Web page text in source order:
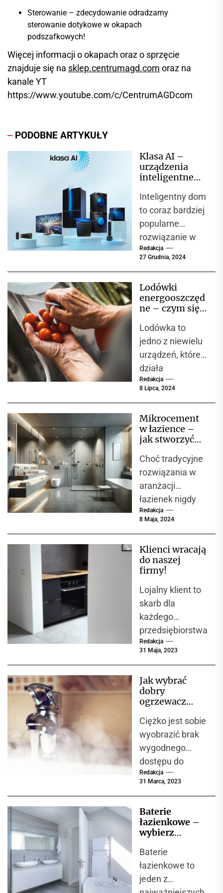
Sterowanie – zdecydowanie odradzamy
sterowanie dotykowe w okapach
podszafkowych!
Więcej informacji o okapach oraz o sprzęcie
znajduje się na sklep.centrumagd.com oraz na
kanale YT
https://www.youtube.com/c/CentrumAGDcom
PODOBNE ARTYKUŁY
Klasa AI –
urządzenia
inteligentne
Samsung
Inteligentny dom
to coraz bardziej
popularne
rozwiązanie w
nowoczesnych
funkcjonowanie
na wygodnych i
ych
technologiach.
W...
Redakcja
27 Grudnia, 2024
Lodówki
energooszczęd
ne – czym się
?
Lodówka to
jedno z niewielu
urządzeń, które
działa
nieprzerwanie
dobę. Nic
dziwnego, że...
Redakcja
8 Lipca, 2024
Mikrocement
w łazience –
jak stworzyć
w utrzymaniu
czystości
przestrzeń?
Choć tradycyjne
rozwiązania w
aranżacji
łazienek nigdy
nie wyjdą z
zdobywa coraz
większą
materiał, który
łączy...
Redakcja
8 Maja, 2024
Klienci wracają
do naszej
firmy!
Lojalny klient to
skarb dla
każdego
przedsiębiorstwa
. A my jesteśmy
doskonałym
przykładem.
zatem to, że...
Redakcja
31 Maja, 2023
Jak wybrać
dobry
ogrzewacz
Ciężko jest sobie
wyobrazić brak
wygodnego
dostępu do
ciepłej wody.
decyduje się na
montaż
Redakcja
31 Marca, 2023
Baterie
łazienkowe –
wybierz
rozwiązanie
dla swojej
łazienki
Baterie
łazienkowe to
jeden z